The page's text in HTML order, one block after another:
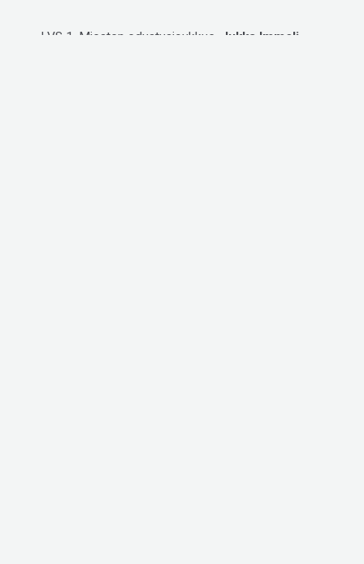
LVS 1. Miesten edustusjoukkue,
Jukka Immeli,